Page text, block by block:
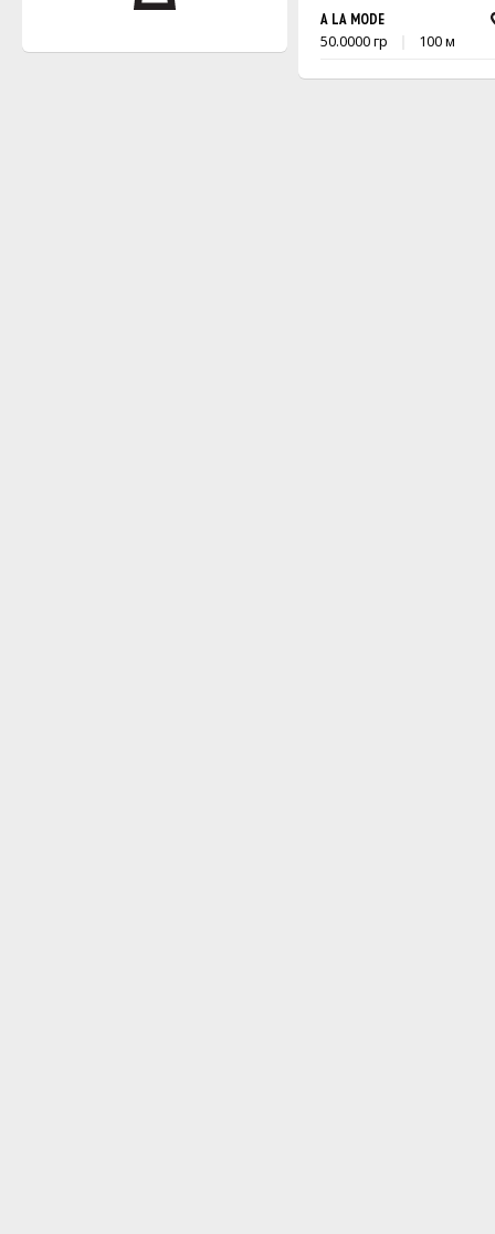
A LA MODE
50.0000 гр 100 м